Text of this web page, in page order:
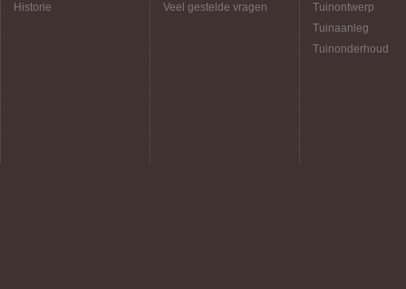
Historie Veel gestelde vragen
Tuinontwerp
Tuinaanleg
Tuinonderhoud